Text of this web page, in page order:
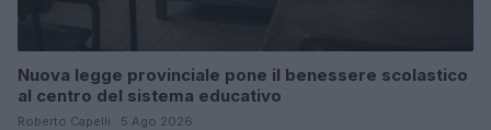
Nuova legge provinciale pone il benessere scolastico
al centro del sistema educativo
Roberto Capelli · 5 Ago 2026